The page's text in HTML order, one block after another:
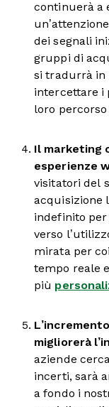
continuerà a
dei segnali
gruppi di
si tradurrà in
intercettare i
loro percorso
Il marketing
esperienze
visitatori del
acquisizione
indefinito per
verso
mirata per
tempo reale
più
migliorerà
aziende
incerti, sarà
a fondo i